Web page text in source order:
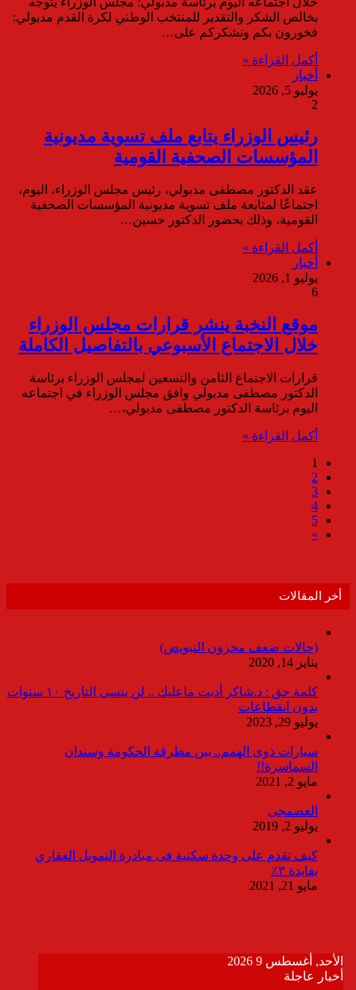
بخالص الشكر والتقدير للمنتخب الوطني لكرة القدم مدبولي:
فخورون بكم ونشكركم على…
أكمل القراءة »
أخبار
يوليو 5, 2026
2
رئيس الوزراء يتابع ملف تسوية مديونية
المؤسسات الصحفية القومية
عقد الدكتور مصطفى مدبولي، رئيس مجلس الوزراء، اليوم،
اجتماعًا لمتابعة ملف تسوية مديونية المؤسسات الصحفية
القومية، وذلك بحضور الدكتور حسين…
أكمل القراءة »
أخبار
يوليو 1, 2026
6
موقع النخبة ينشر قرارات مجلس الوزراء
خلال الاجتماع الأسبوعي بالتفاصيل الكاملة
قرارات الاجتماع الثامن والتسعين لمجلس الوزراء برئاسة
الدكتور مصطفى مدبولي وافق مجلس الوزراء في اجتماعه
اليوم برئاسة الدكتور مصطفى مدبولي،…
أكمل القراءة »
1
2
3
4
5
»
أخر المقالات
(حالات ضعف مخزون التبويض)
يناير 14, 2020
كلمة حق : د.شاكر أديت ماعليك .. لن ينسى التاريخ ١٠ سنوات
بدون انقطاعات
يوليو 29, 2023
سيارات ذوى الهمم.. بين مطرقة الحكومة وسندان
السماسرة!!
مايو 2, 2021
العضمجى
يوليو 2, 2019
كيف تقدم على وحدة سكنية فى مبادرة التمويل العقاري
بفايدة ٣٪
مايو 21, 2021